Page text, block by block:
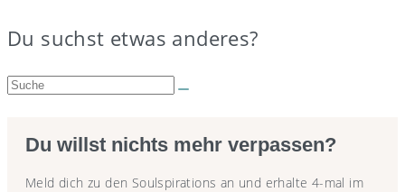
Du suchst etwas anderes?
Suche:
Du willst nichts mehr verpassen?
Meld dich zu den Soulspirations an und erhalte 4-mal im